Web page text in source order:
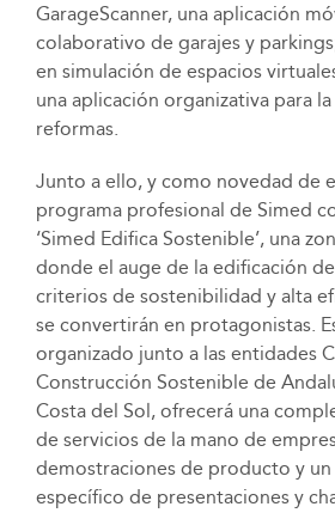
GarageScanner, una aplicación
colaborativo de garajes y
en simulación de espacios
una aplicación organizativa para
reformas.
Junto a ello, y como novedad de
programa profesional de Simed
‘Simed Edifica Sostenible’, una
donde el auge de la edificación
criterios de sostenibilidad y alta
se convertirán en protagonistas.
organizado junto a las entidades
Construcción Sostenible de
Costa del Sol, ofrecerá una
de servicios de la mano de
demostraciones de producto y
específico de presentaciones y